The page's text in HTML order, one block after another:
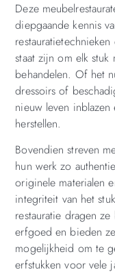
Deze
diepgaande kennis
staat zijn om elk
behandelen. Of het
dressoirs of
nieuw leven
herstellen.
Bovendien streven
hun werk zo
originele materialen
integriteit van het
restauratie dragen
erfgoed en bieden
mogelijkheid om te
erfstukken voor vele